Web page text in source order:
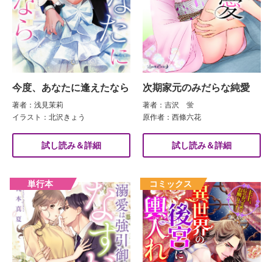
今度、あなたに逢えたなら
著者：浅見茉莉
イラスト：北沢きょう
試し読み＆詳細
次期家元のみだらな純愛
著者：吉沢 蛍
原作者：西條六花
試し読み＆詳細